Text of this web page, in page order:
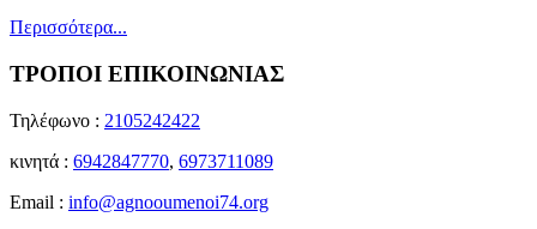
Περισσότερα...
ΤΡΟΠΟΙ ΕΠΙΚΟΙΝΩΝΙΑΣ
Τηλέφωνο : 2105242422
κινητά : 6942847770, 6973711089
Email : info@agnooumenoi74.org